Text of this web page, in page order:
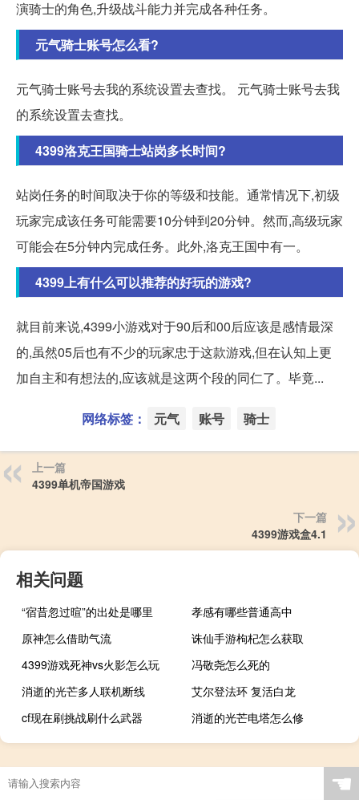
演骑士的角色,升级战斗能力并完成各种任务。
元气骑士账号怎么看?
元气骑士账号去我的系统设置去查找。 元气骑士账号去我
的系统设置去查找。
4399洛克王国骑士站岗多长时间?
站岗任务的时间取决于你的等级和技能。通常情况下,初级
玩家完成该任务可能需要10分钟到20分钟。然而,高级玩家
可能会在5分钟内完成任务。此外,洛克王国中有一。
4399上有什么可以推荐的好玩的游戏?
就目前来说,4399小游戏对于90后和00后应该是感情最深
的,虽然05后也有不少的玩家忠于这款游戏,但在认知上更
加自主和有想法的,应该就是这两个段的同仁了。毕竟...
网络标签： 元气 账号 骑士
上一篇
4399单机帝国游戏
下一篇
4399游戏盒4.1
相关问题
“宿昔忽过暄”的出处是哪里
孝感有哪些普通高中
原神怎么借助气流
诛仙手游枸杞怎么获取
4399游戏死神vs火影怎么玩
冯敬尧怎么死的
消逝的光芒多人联机断线
艾尔登法环 复活白龙
cf现在刷挑战刷什么武器
消逝的光芒电塔怎么修
☚